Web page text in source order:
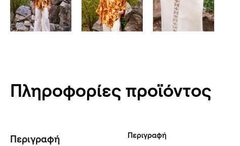
Πληροφορίες προϊόντος
Περιγραφή
Περιγραφή